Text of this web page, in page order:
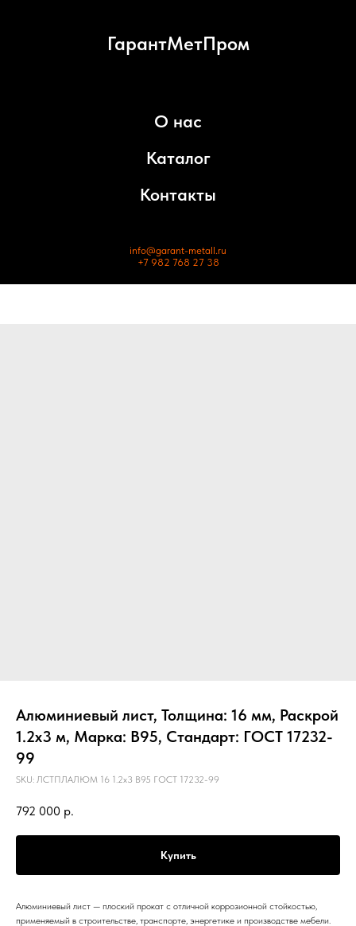
ГарантМетПром
О нас
Каталог
Контакты
info@garant-metall.ru
+7 982 768 27 38
Алюминиевый лист, Толщина: 16 мм, Раскрой
1.2х3 м, Марка: В95, Стандарт: ГОСТ 17232-
99
SKU: ЛСТПЛАЛЮМ 16 1.2х3 В95 ГОСТ 17232-99
792 000 р.
Купить
Алюминиевый лист — плоский прокат с отличной коррозионной стойкостью,
применяемый в строительстве, транспорте, энергетике и производстве мебели.